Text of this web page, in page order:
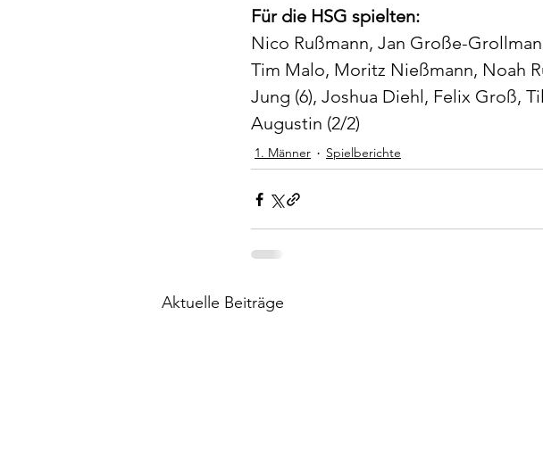
Für die HSG spielten:
Nico Rußmann, Jan Große-
Tim Malo, Moritz Nießmann, Noah
Jung (6), Joshua Diehl, Felix Groß,
Augustin (2/2)
1. Männer Spielberichte
Aktuelle Beiträge